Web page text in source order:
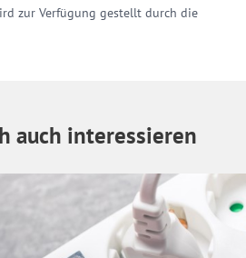
zur Verfügung gestellt durch die
auch interessieren